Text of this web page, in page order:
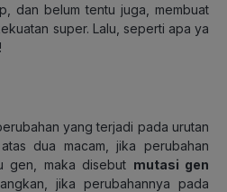
dan belum tentu juga, membuat
super. Lalu, seperti apa ya
yang terjadi pada urutan
dua macam, jika perubahan
gen, maka disebut mutasi gen
jika perubahannya pada